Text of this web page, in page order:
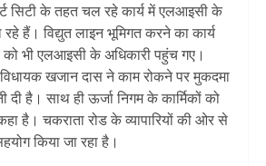
सिटी के तहत चल रहे कार्य में एलआइसी के
हैं। विद्युत लाइन भूमिगत करने का कार्य
भी एलआइसी के अधिकारी पहुंच गए।
खजान दास ने काम रोकने पर मुकदमा
दी है। साथ ही ऊर्जा निगम के कार्मिकों को
है। चकराता रोड के व्यापारियों की ओर से
किया जा रहा है।